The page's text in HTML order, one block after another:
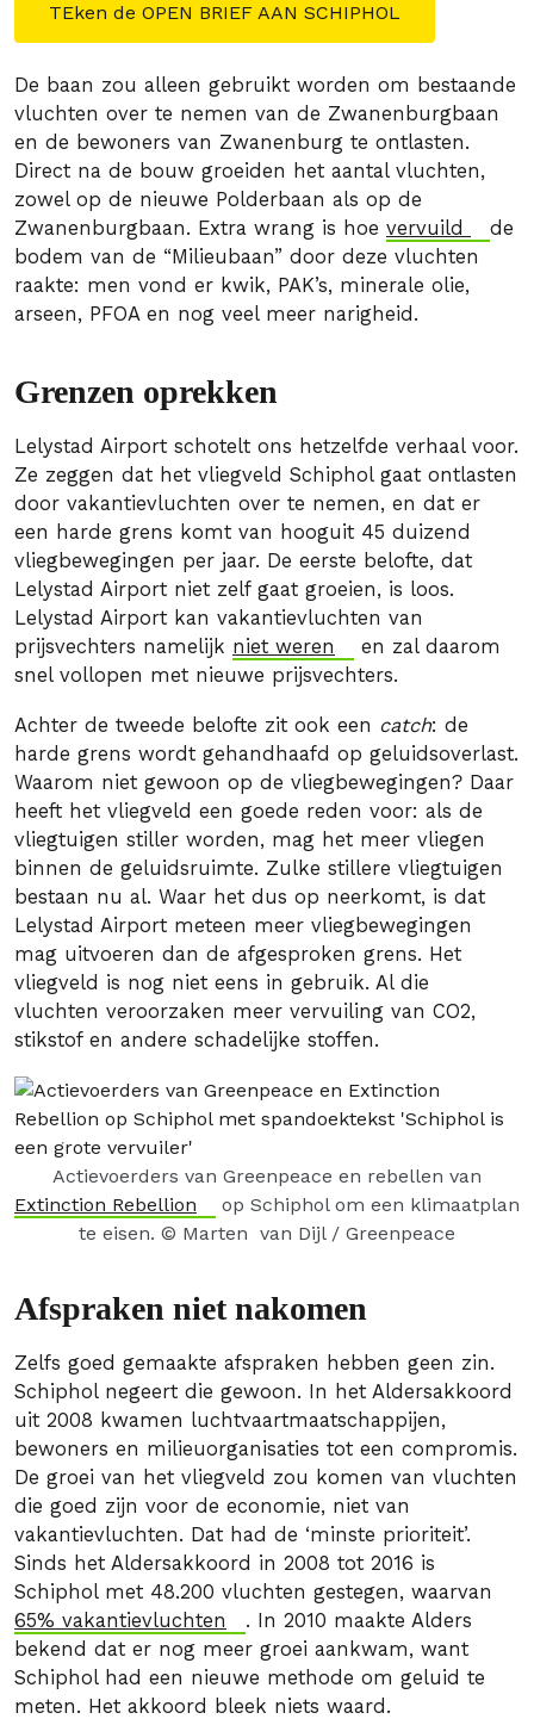
TEken de OPEN BRIEF AAN SCHIPHOL
De baan zou alleen gebruikt worden om bestaande
vluchten over te nemen van de Zwanenburgbaan
en de bewoners van Zwanenburg te ontlasten.
Direct na de bouw groeiden het aantal vluchten,
zowel op de nieuwe Polderbaan als op de
Zwanenburgbaan. Extra wrang is hoe vervuild
de
bodem van de “Milieubaan” door deze vluchten
raakte: men vond er kwik, PAK’s, minerale olie,
arseen, PFOA en nog veel meer narigheid.
Grenzen oprekken
Lelystad Airport schotelt ons hetzelfde verhaal voor.
Ze zeggen dat het vliegveld Schiphol gaat ontlasten
door vakantievluchten over te nemen, en dat er
een harde grens komt van hooguit 45 duizend
vliegbewegingen per jaar. De eerste belofte, dat
Lelystad Airport niet zelf gaat groeien, is loos.
Lelystad Airport kan vakantievluchten van
prijsvechters namelijk niet weren
en zal daarom
snel vollopen met nieuwe prijsvechters.
Achter de tweede belofte zit ook een catch: de
harde grens wordt gehandhaafd op geluidsoverlast.
Waarom niet gewoon op de vliegbewegingen? Daar
heeft het vliegveld een goede reden voor: als de
vliegtuigen stiller worden, mag het meer vliegen
binnen de geluidsruimte. Zulke stillere vliegtuigen
bestaan nu al. Waar het dus op neerkomt, is dat
Lelystad Airport meteen meer vliegbewegingen
mag uitvoeren dan de afgesproken grens. Het
vliegveld is nog niet eens in gebruik. Al die
vluchten veroorzaken meer vervuiling van CO2,
stikstof en andere schadelijke stoffen.
Actievoerders van Greenpeace en rebellen van
Extinction Rebellion
op Schiphol om een klimaatplan
te eisen. © Marten van Dijl / Greenpeace
Afspraken niet nakomen
Zelfs goed gemaakte afspraken hebben geen zin.
Schiphol negeert die gewoon. In het Aldersakkoord
uit 2008 kwamen luchtvaartmaatschappijen,
bewoners en milieuorganisaties tot een compromis.
De groei van het vliegveld zou komen van vluchten
die goed zijn voor de economie, niet van
vakantievluchten. Dat had de ‘minste prioriteit’.
Sinds het Aldersakkoord in 2008 tot 2016 is
Schiphol met 48.200 vluchten gestegen, waarvan
65% vakantievluchten
. In 2010 maakte Alders
bekend dat er nog meer groei aankwam, want
Schiphol had een nieuwe methode om geluid te
meten. Het akkoord bleek niets waard.